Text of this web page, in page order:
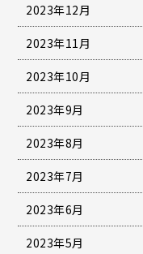
2023年12月
2023年11月
2023年10月
2023年9月
2023年8月
2023年7月
2023年6月
2023年5月